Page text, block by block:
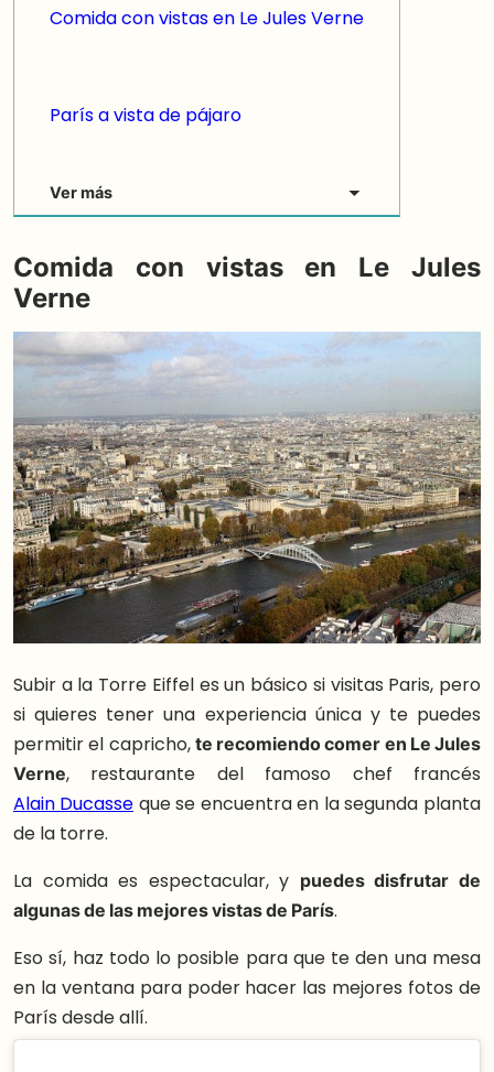
Comida con vistas en Le Jules Verne
París a vista de pájaro
Ver más
Comida con vistas en Le Jules
Verne
Subir a la Torre Eiffel es un básico si visitas Paris, pero
si quieres tener una experiencia única y te puedes
permitir el capricho,te recomiendo comer en Le Jules
Verne, restaurante del famoso chef francés
Alain Ducasse que se encuentra en la segunda planta
de la torre.
La comida es espectacular, y puedes disfrutar de
algunas de las mejores vistas de París.
Eso sí, haz todo lo posible para que te den una mesa
en la ventana para poder hacer las mejores fotos de
París desde allí.